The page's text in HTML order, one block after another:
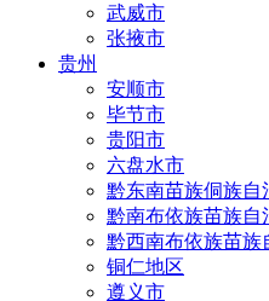
武威市
张掖市
贵州
安顺市
毕节市
贵阳市
六盘水市
黔东南苗族侗族自
黔南布依族苗族自
黔西南布依族苗族
铜仁地区
遵义市